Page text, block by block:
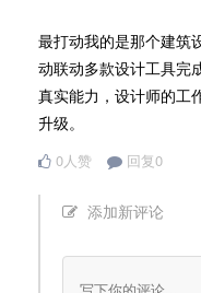
最打动我的是那个建
动联动多款设计工具完
真实能力，设计师的工
升级。
0人赞 回复0
添加新评论